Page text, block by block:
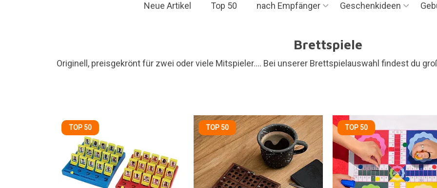
Neue Artikel Top 50 nach Empfänger Geschenkideen
Brettspiele
Originell, preisgekrönt für zwei oder viele Mitspieler…. Bei unserer Brettspielauswahl findest du
TOP 50 TOP 50 TOP 50